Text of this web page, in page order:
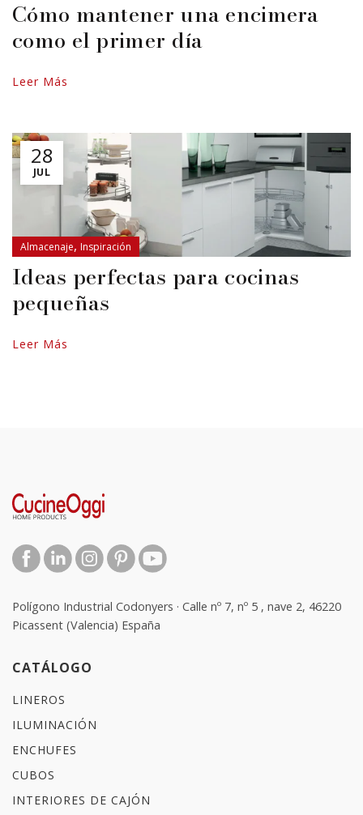
Cómo mantener una encimera
como el primer día
Leer Más
28
JUL
Almacenaje, Inspiración
Ideas perfectas para cocinas
pequeñas
Leer Más
Polígono Industrial Codonyers · Calle nº 7, nº 5 , nave 2, 46220
Picassent (Valencia) España
CATÁLOGO
LINEROS
ILUMINACIÓN
ENCHUFES
CUBOS
INTERIORES DE CAJÓN